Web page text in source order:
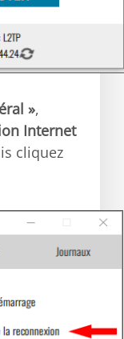
»,
Internet
cliquez